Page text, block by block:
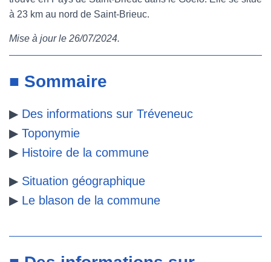
e
b
o
k
t
t
r
t
e
e
s
b
à 23 km au nord de Saint-Brieuc.
Mise à jour le 26/07/2024.
■ Sommaire
▶ Des informations sur Tréveneuc
▶ Toponymie
▶ Histoire de la commune
▶ Situation géographique
▶ Le blason de la commune